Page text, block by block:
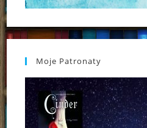
Moje Patronaty